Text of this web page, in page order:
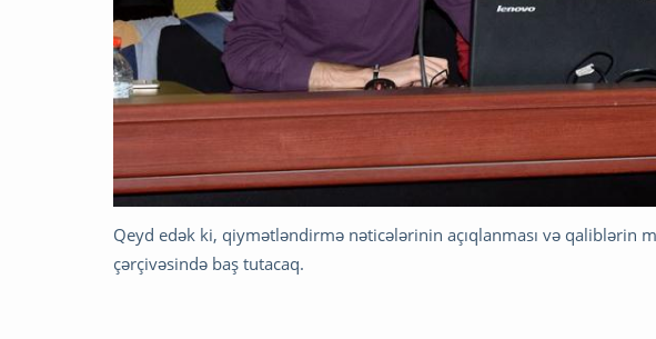
Qeyd edək ki, qiymətləndirmə nəticələrinin açıqlanması və qaliblərin
çərçivəsində baş tutacaq.